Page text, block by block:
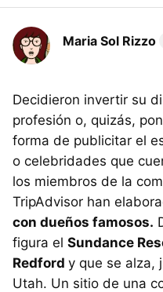
Maria Sol Rizzo
Decidieron invertir su
profesión o, quizás,
forma de publicitar el
o celebridades que
los miembros de la
TripAdvisor han
con dueños famosos.
figura el Sundance
Redford y que se alza,
Utah. Un sitio de una